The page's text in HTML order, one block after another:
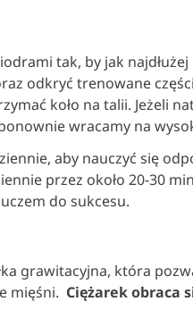
tak, by jak
odkryć trenowane
koło na talii. Jeżeli
wracamy na
aby nauczyć się
przez około 20-30
do sukcesu.
grawitacyjna, która
mięśni. Ciężarek obraca